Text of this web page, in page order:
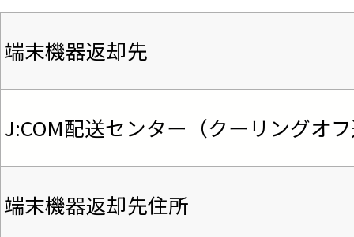
端末機器返却先
J:COM配送センター（クーリングオ
端末機器返却先住所